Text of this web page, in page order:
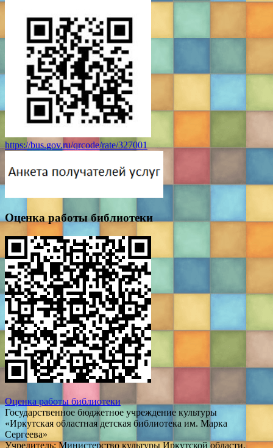
https://bus.gov.ru/qrcode/rate/327001
Оценка работы библиотеки
Оценка работы библиотеки
Государственное бюджетное учреждение культуры
«Иркутская областная детская библиотека им. Марка
Сергеева»
Учредитель: Министерство культуры Иркутской области,